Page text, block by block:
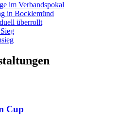
im Verbandspokal
in Bocklemünd
überrollt
Cup